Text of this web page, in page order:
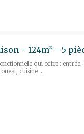
– 124m² – 5
qui offre :
cuisine ...